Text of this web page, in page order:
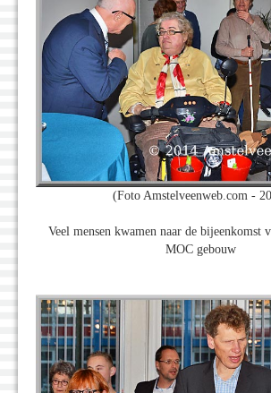
(Foto Amstelveenweb.com -
Veel mensen kwamen naar de bijeenkomst
MOC gebouw